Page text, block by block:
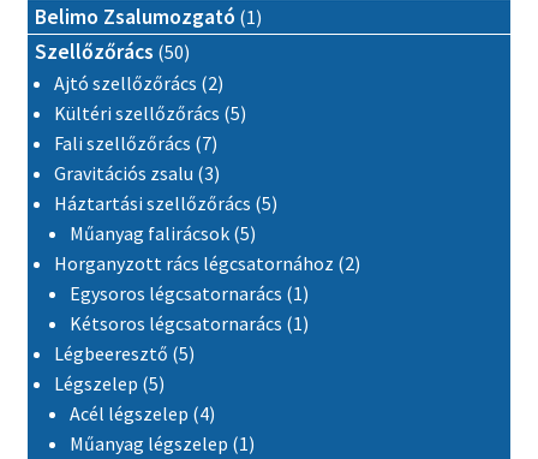
Belimo Zsalumozgató 11 termék
Szellőzőrács 5050 termék
Ajtó szellőzőrács 22 termék
Kültéri szellőzőrács 55 termék
Fali szellőzőrács 77 termék
Gravitációs zsalu 33 termék
Háztartási szellőzőrács 55 termék
Műanyag falirácsok 55 termék
Horganyzott rács légcsatornához 22 termék
Egysoros légcsatornarács 11 termék
Kétsoros légcsatornarács 11 termék
Légbeeresztő 55 termék
Légszelep 55 termék
Acél légszelep 44 termék
Műanyag légszelep 11 termék